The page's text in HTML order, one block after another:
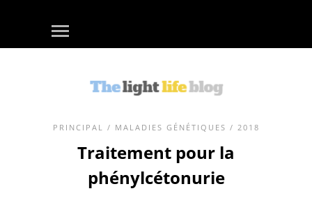
PRINCIPAL / MALADIES GÉNÉTIQUES / 2018
Traitement pour la
phénylcétonurie